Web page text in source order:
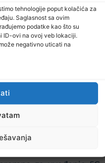
tehnologije poput kolačića za
Saglasnost sa ovim
podatke kao što su
ID-ovi na ovoj veb lokaciji.
negativno uticati na
i Hercegovina kasnila
odnosu na države iz
prema uvođenju 5G